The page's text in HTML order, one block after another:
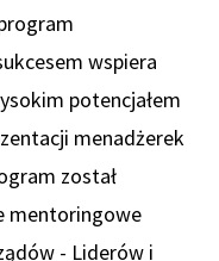
wspiera
potencjałem
menadżerek
został
mentoringowe
- Liderów i